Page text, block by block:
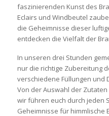
faszinierenden Kunst des
Eclairs und Windbeutel
die Geheimnisse dieser
entdecken die Vielfalt der
In unseren drei Stunden
nur die richtige Zubereitung
verschiedene Füllungen und
Von der Auswahl der
wir führen euch durch jeden
Geheimnisse für himmlische